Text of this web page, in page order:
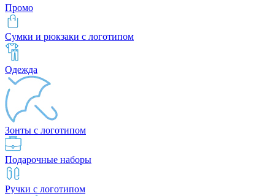
Промо
Сумки и рюкзаки с логотипом
Одежда
Зонты с логотипом
Подарочные наборы
Ручки с логотипом